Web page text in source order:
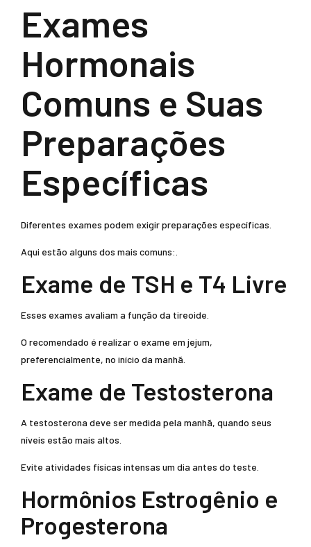
Exames
Hormonais
Comuns e Suas
Preparações
Específicas
Diferentes exames podem exigir preparações específicas.
Aqui estão alguns dos mais comuns:.
Exame de TSH e T4 Livre
Esses exames avaliam a função da tireoide.
O recomendado é realizar o exame em jejum,
preferencialmente, no início da manhã.
Exame de Testosterona
A testosterona deve ser medida pela manhã, quando seus
níveis estão mais altos.
Evite atividades físicas intensas um dia antes do teste.
Hormônios Estrogênio e
Progesterona